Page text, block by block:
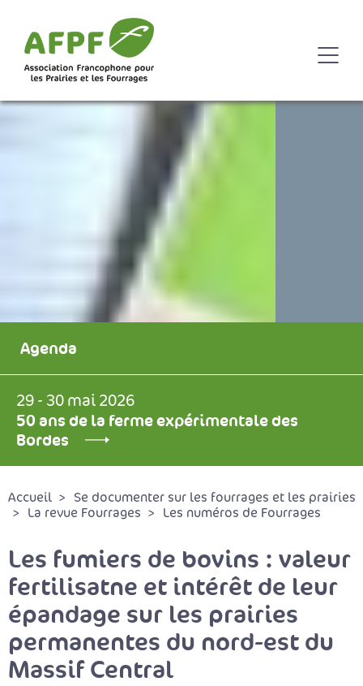
Agenda
29 - 30 mai 2026
50 ans de la ferme expérimentale des
Bordes
Accueil
Se documenter sur les fourrages et les prairies
La revue Fourrages
Les numéros de Fourrages
Les fumiers de bovins : valeur
fertilisatne et intérêt de leur
épandage sur les prairies
permanentes du nord-est du
Massif Central